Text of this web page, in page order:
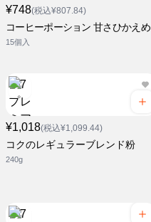
¥748(税込¥807.84)
コーヒーポーション 甘さひかえめ
15個入
¥1,018(税込¥1,099.44)
コクのレギュラーブレンド粉
240g